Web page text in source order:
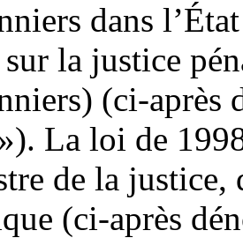
dans
la justice
(ci‑après
La loi de
de la justice,
(ci‑après